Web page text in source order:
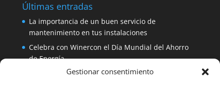
Gestionar consentimiento
Últimas entradas
La importancia de un buen servicio de
mantenimiento en tus instalaciones
Celebra con Winercon el Día Mundial del Ahorro
de Energía
Placa solar 330W 24V Amerisolar por sólo 137